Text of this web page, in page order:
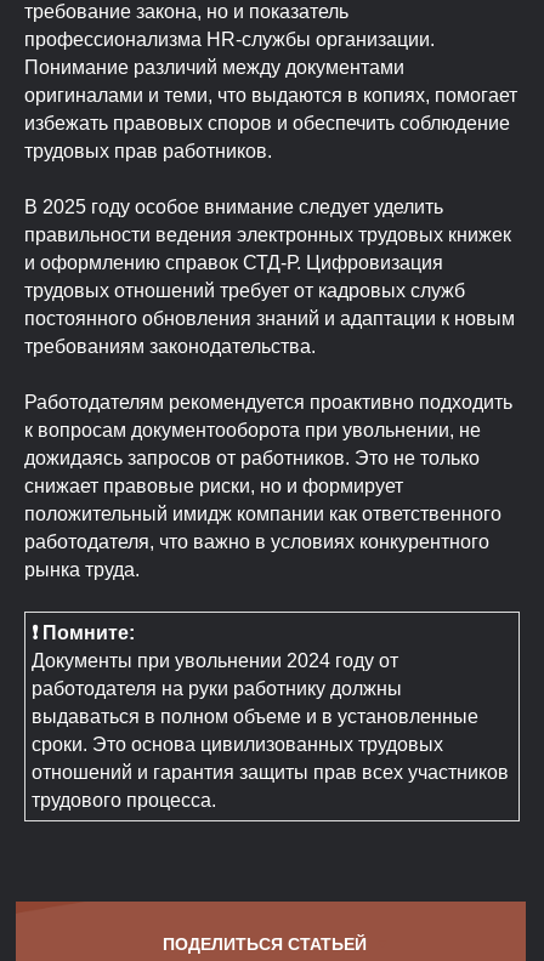
требование закона, но и показатель
профессионализма HR-службы организации.
Понимание различий между документами
оригиналами и теми, что выдаются в копиях, помогает
избежать правовых споров и обеспечить соблюдение
трудовых прав работников.
В 2025 году особое внимание следует уделить
правильности ведения электронных трудовых книжек
и оформлению справок СТД-Р. Цифровизация
трудовых отношений требует от кадровых служб
постоянного обновления знаний и адаптации к новым
требованиям законодательства.
Работодателям рекомендуется проактивно подходить
к вопросам документооборота при увольнении, не
дожидаясь запросов от работников. Это не только
снижает правовые риски, но и формирует
положительный имидж компании как ответственного
работодателя, что важно в условиях конкурентного
рынка труда.
❗ Помните:
Документы при увольнении 2024 году от
работодателя на руки работнику должны
выдаваться в полном объеме и в установленные
сроки. Это основа цивилизованных трудовых
отношений и гарантия защиты прав всех участников
трудового процесса.